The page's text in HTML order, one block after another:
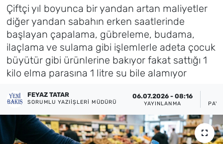
Çiftçi yıl boyunca bir yandan artan maliyetler
diğer yandan sabahın erken saatlerinde
başlayan çapalama, gübreleme, budama,
ilaçlama ve sulama gibi işlemlerle adeta çocuk
büyütür gibi ürünlerine bakıyor fakat sattığı 1
kilo elma parasına 1 litre su bile alamıyor
FEYAZ TATAR
SORUMLU YAZIIŞLERI MÜDÜRÜ
06.07.2026 - 08:16
YAYINLANMA
Magazin
Foto Galeri
Künye